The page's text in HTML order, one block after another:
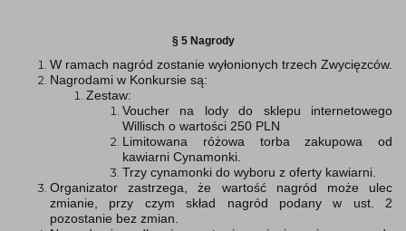
§ 5 Nagrody
W ramach nagród zostanie wyłonionych trzech Zwycięzców.
Nagrodami w Konkursie są:
Zestaw:
Voucher na lody do sklepu internetowego
Willisch o wartości 250 PLN
Limitowana różowa torba zakupowa od
kawiarni Cynamonki.
Trzy cynamonki do wyboru z oferty kawiarni.
Organizator zastrzega, że wartość nagród może ulec
zmianie, przy czym skład nagród podany w ust. 2
pozostanie bez zmian.